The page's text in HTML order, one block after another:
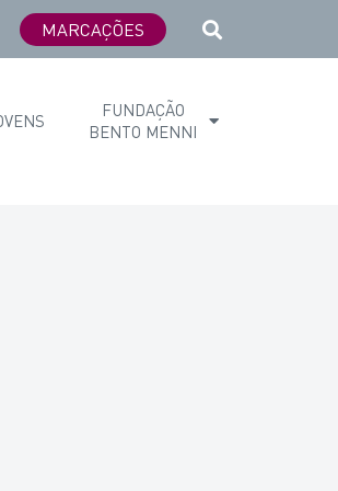
MARCAÇÕES
FUNDAÇÃO
BENTO MENNI